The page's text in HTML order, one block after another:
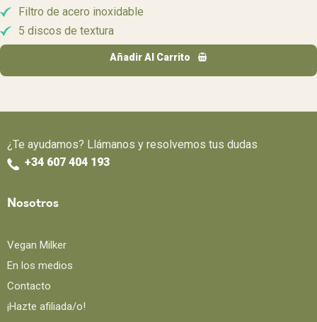
Filtro de acero inoxidable
5 discos de textura
Añadir Al Carrito
¿Te ayudamos? Llámanos y resolvemos tus dudas
+34 607 404 193
Nosotros
Vegan Milker
En los medios
Contacto
¡Hazte afiliada/o!